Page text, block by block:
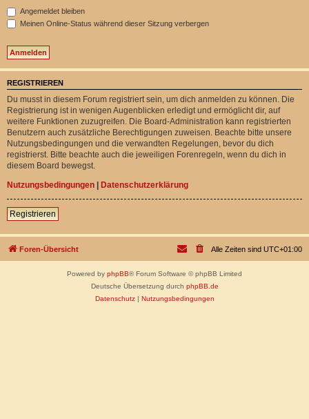
Angemeldet bleiben
Meinen Online-Status während dieser Sitzung verbergen
REGISTRIEREN
Du musst in diesem Forum registriert sein, um dich anmelden zu können. Die
Registrierung ist in wenigen Augenblicken erledigt und ermöglicht dir, auf
weitere Funktionen zuzugreifen. Die Board-Administration kann registrierten
Benutzern auch zusätzliche Berechtigungen zuweisen. Beachte bitte unsere
Nutzungsbedingungen und die verwandten Regelungen, bevor du dich
registrierst. Bitte beachte auch die jeweiligen Forenregeln, wenn du dich in
diesem Board bewegst.
Nutzungsbedingungen | Datenschutzerklärung
Registrieren
Foren-Übersicht Alle Zeiten sind UTC+01:00
Powered by phpBB® Forum Software © phpBB Limited
Deutsche Übersetzung durch phpBB.de
Datenschutz| Nutzungsbedingungen